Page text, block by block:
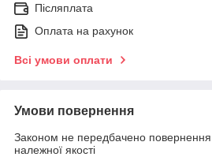
Післяплата
Оплата на рахунок
Всі умови оплати
Умови повернення
Законом не передбачено повернення
належної якості